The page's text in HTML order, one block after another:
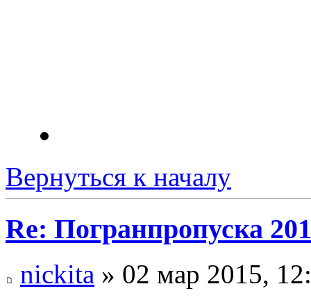
Вернуться к началу
Re: Погранпропуска
nickita » 02 мар 2015,